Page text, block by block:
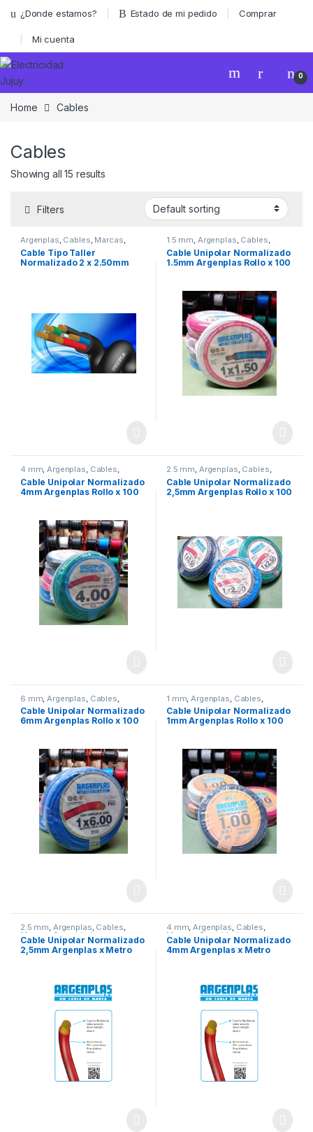
¿Donde estamos? Estado de mi pedido Comprar
Mi cuenta
0
Home Cables
Cables
Showing all 15 results
Filters
Argenplas, Cables, Marcas,
Seguridad tipo taller
Cable Tipo Taller
Normalizado 2 x 2.50mm
1.5 mm, Argenplas, Cables,
Unipolar
Cable Unipolar Normalizado
1.5mm Argenplas Rollo x 100
4 mm Argenplas Cables
Marcas Unipolar
Cable Unipolar Normalizado
4mm Argenplas Rollo x 100
2.5 mm Argenplas Cables
Unipolar
Cable Unipolar Normalizado
2,5mm Argenplas Rollo x 100
6 mm Argenplas Cables
Seguridad, Unipolar
Cable Unipolar Normalizado
6mm Argenplas Rollo x 100
1 mm Argenplas Cables
Unipolar
Cable Unipolar Normalizado
1mm Argenplas Rollo x 100
2.5 mm, Argenplas, Cables,
Marcas,Seguridad
Cable Unipolar Normalizado
2,5mm Argenplas x Metro
4 mm,Argenplas, Cables,
Marcas,Seguridad
Cable Unipolar Normalizado
4mm Argenplas x Metro